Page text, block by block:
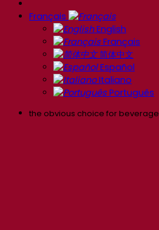
Français
English
Français
简体中文
Español
Italiano
Português
the obvious choice for beverage